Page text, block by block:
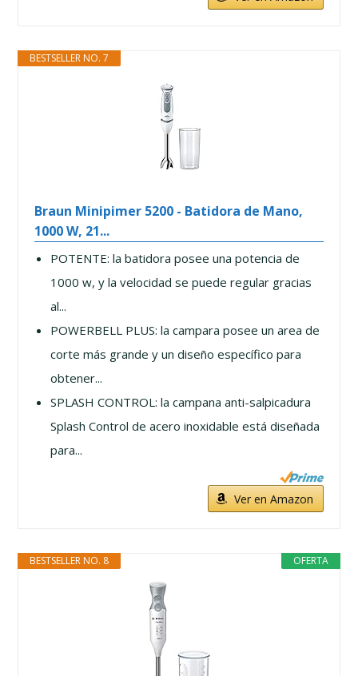
BESTSELLER NO. 7
Braun Minipimer 5200 - Batidora de Mano,
1000 W, 21...
POTENTE: la batidora posee una potencia de
1000 w, y la velocidad se puede regular gracias
al...
POWERBELL PLUS: la campara posee un area de
corte más grande y un diseño específico para
obtener...
SPLASH CONTROL: la campana anti-salpicadura
Splash Control de acero inoxidable está diseñada
para...
Ver en Amazon
OFERTA
BESTSELLER NO. 8